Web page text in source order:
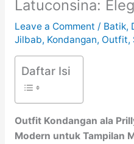
Latuconsina:
Leave a Comment / Batik,
Jilbab, Kondangan, Outfit,
Daftar Isi
Outfit Kondangan ala
Modern untuk Tampilan